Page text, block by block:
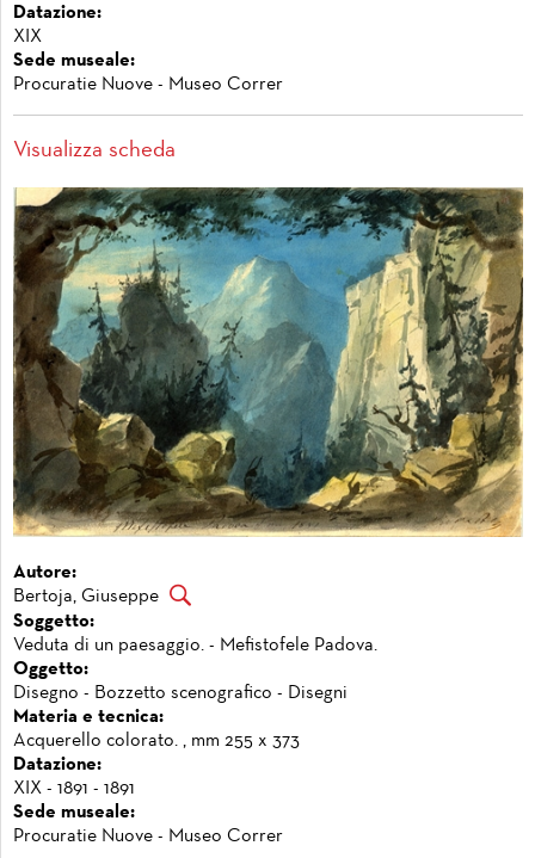
Datazione:
XIX
Sede museale:
Procuratie Nuove - Museo Correr
Visualizza scheda
Autore:
Bertoja, Giuseppe
Soggetto:
Veduta di un paesaggio. - Mefistofele Padova.
Oggetto:
Disegno - Bozzetto scenografico - Disegni
Materia e tecnica:
Acquerello colorato. , mm 255 x 373
Datazione:
XIX - 1891 - 1891
Sede museale:
Procuratie Nuove - Museo Correr